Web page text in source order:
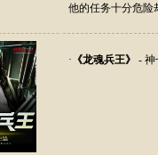
他的任务十分危险
· 《龙魂兵王》 - 神